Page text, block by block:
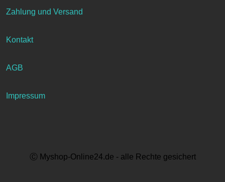
Zahlung und Versand
Kontakt
AGB
Impressum
Ⓒ Myshop-Online24.de - alle Rechte gesichert